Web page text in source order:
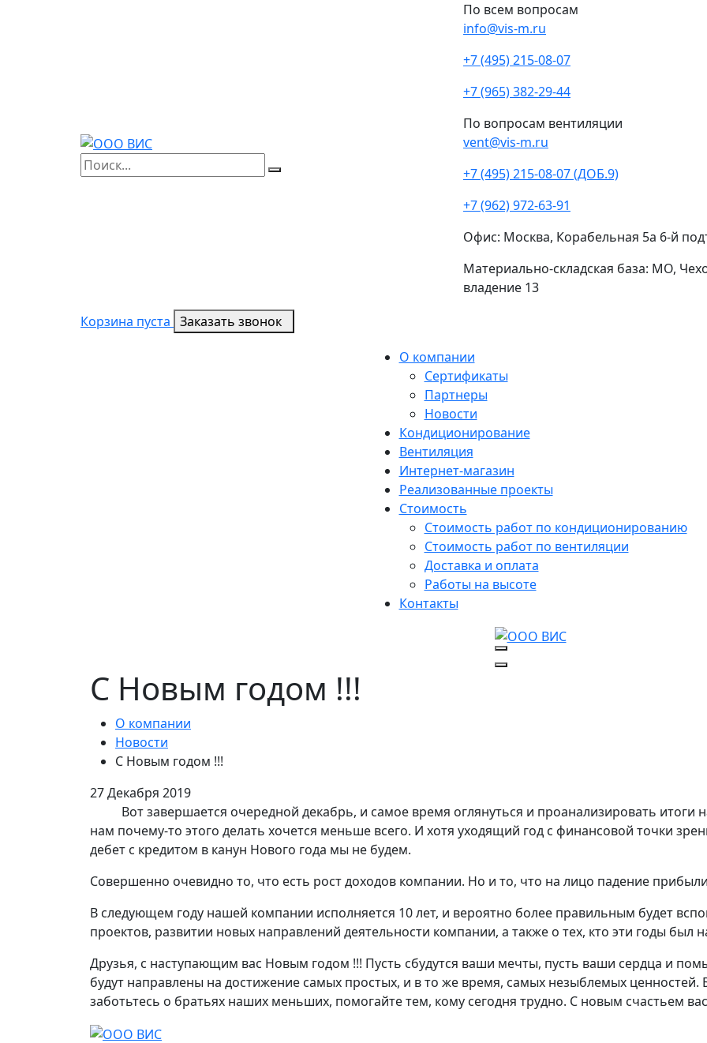
По всем вопросам
info@vis-m.ru
+7 (495) 215-08-07
+7 (965) 382-29-44
По вопросам вентиляции
vent@vis-m.ru
+7 (495) 215-08-07 (ДОБ.9)
+7 (962) 972-63-91
Офис: Москва, Корабельная 5а 6-й
Материально-складская база: МО,
владение 13
Корзина пуста Заказать звонок
О компании
Сертификаты
Партнеры
Новости
Кондиционирование
Вентиляция
Интернет-магазин
Реализованные проекты
Стоимость
Стоимость работ по кондиционированию
Стоимость работ по вентиляции
Доставка и оплата
Работы на высоте
Контакты
С Новым годом !!!
О компании
Новости
С Новым годом !!!
27 Декабря 2019
Вот завершается очередной декабрь, и самое время оглянуться и проанализировать итоги
нам почему-то этого делать хочется меньше всего. И хотя уходящий год с финансовой точки
дебет с кредитом в канун Нового года мы не будем.
Совершенно очевидно то, что есть рост доходов компании. Но и то, что на лицо падение
В следующем году нашей компании исполняется 10 лет, и вероятно более правильным будет
проектов, развитии новых направлений деятельности компании, а также о тех, кто эти годы
Друзья, с наступающим вас Новым годом !!! Пусть сбудутся ваши мечты, пусть ваши сердца и
будут направлены на достижение самых простых, и в то же время, самых незыблемых ценностей.
заботьтесь о братьях наших меньших, помогайте тем, кому сегодня трудно. С новым счастьем